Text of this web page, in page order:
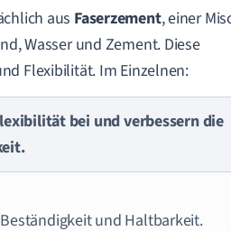
aus Faserzement, einer
Wasser und Zement. Diese
Flexibilität. Im Einzelnen:
bei und verbessern die
und Haltbarkeit.